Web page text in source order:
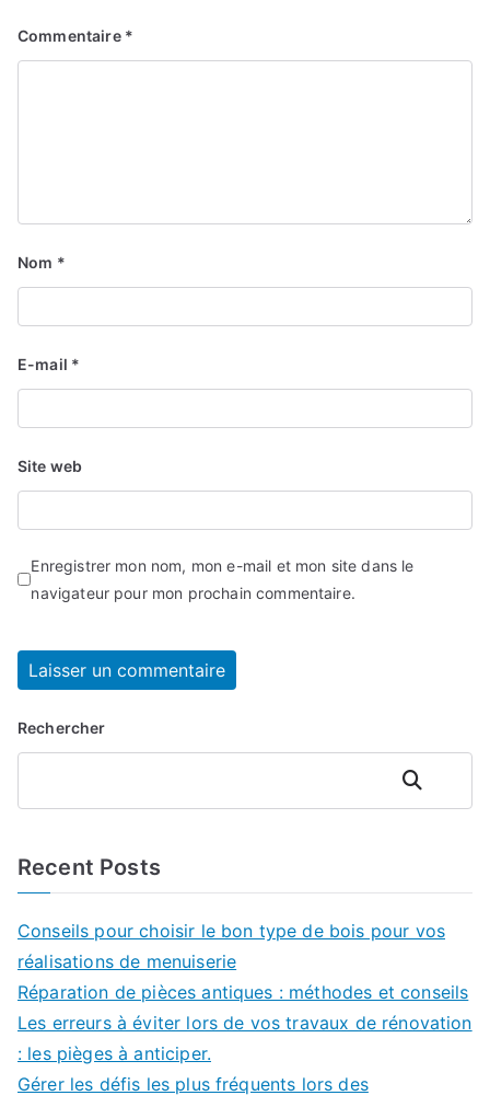
Commentaire *
Nom *
E-mail *
Site web
Enregistrer mon nom, mon e-mail et mon site dans le
navigateur pour mon prochain commentaire.
Rechercher
Rechercher
Recent Posts
Conseils pour choisir le bon type de bois pour vos
réalisations de menuiserie
Réparation de pièces antiques : méthodes et conseils
Les erreurs à éviter lors de vos travaux de rénovation
: les pièges à anticiper.
Gérer les défis les plus fréquents lors des